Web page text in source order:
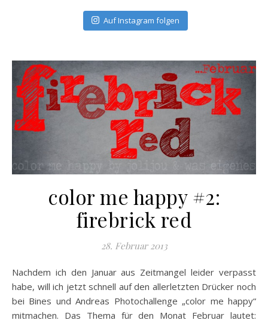
Auf Instagram folgen
color me happy #2:
firebrick red
28. Februar 2013
Nachdem ich den Januar aus Zeitmangel leider verpasst
habe, will ich jetzt schnell auf den allerletzten Drücker noch
bei Bines und Andreas Photochallenge „color me happy“
mitmachen. Das Thema für den Monat Februar lautet: